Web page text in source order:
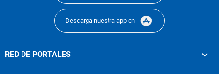
Descarga nuestra app en
RED DE PORTALES